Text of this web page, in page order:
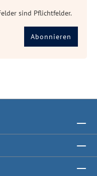
sind Pflichtfelder.
Abonnieren